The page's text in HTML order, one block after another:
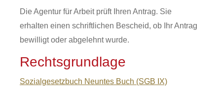
Die Agentur für Arbeit prüft Ihren Antrag. Sie
erhalten einen schriftlichen Bescheid, ob Ihr Antrag
bewilligt oder abgelehnt wurde.
Rechtsgrundlage
Sozialgesetzbuch Neuntes Buch (SGB IX)